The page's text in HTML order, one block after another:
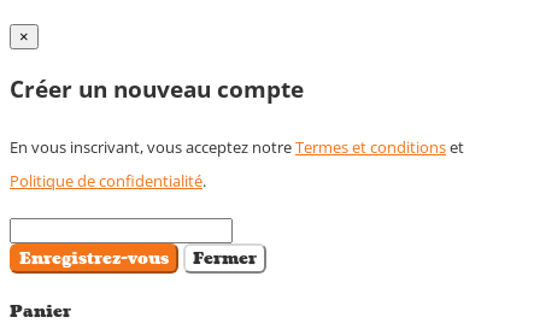
×
Créer un nouveau compte
En vous inscrivant, vous acceptez notreTermes et conditionset
Politique de confidentialité.
Enregistrez-vous Fermer
Panier